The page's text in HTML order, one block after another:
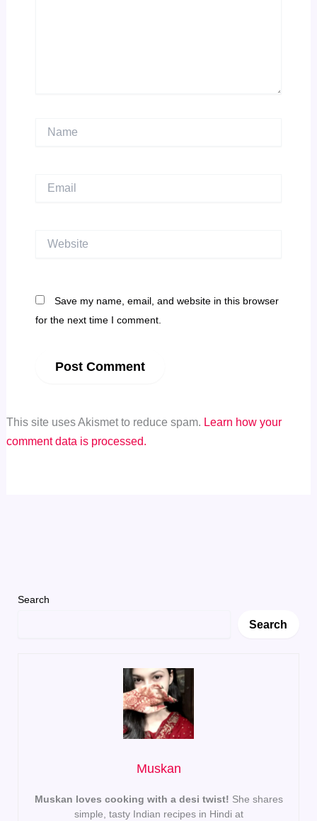
Name
Save my name, email, and website in this browser
for the next time I comment.
This site uses Akismet to reduce spam. Learn how your
comment data is processed.
Search
Search
Muskan
Muskan loves cooking with a desi twist! She shares
simple, tasty Indian recipes in Hindi at